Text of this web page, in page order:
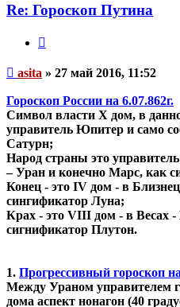
Re: Гороскоп Путина
Непрочитанное
asita » 27 май 2016, 11:52
Гороскоп России на 6.07.862г.
Символ власти X дом, в
управитель Юпитер и само
Сатурн;
Народ страны это
– Уран и конечно Марс, как
Конец - это IV дом - в
сингификатор Луна;
Крах - это VIII дом - в Весах
сигнификатор Плутон.
1. Прогрессивный гороскоп
Между Ураном управителем
дома аспект нонагон (40